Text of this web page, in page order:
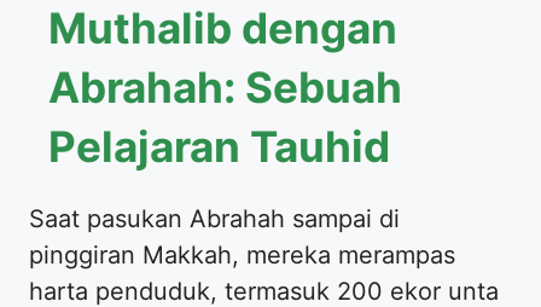
Muthalib dengan
Abrahah: Sebuah
Pelajaran Tauhid
Saat pasukan Abrahah sampai di
pinggiran Makkah, mereka merampas
harta penduduk, termasuk 200 ekor unta